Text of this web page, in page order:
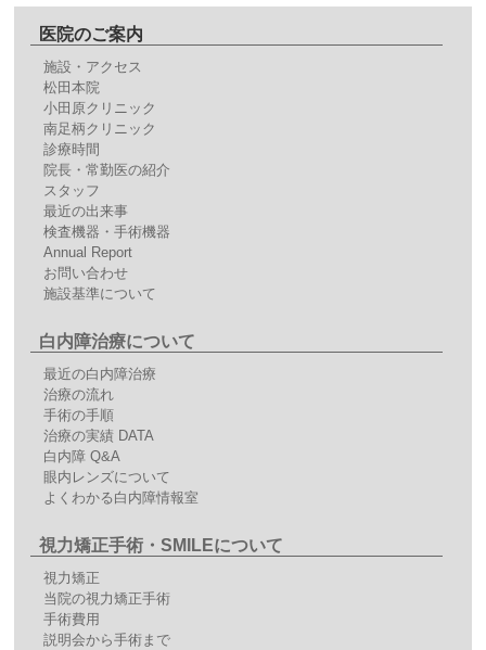
医院のご案内
施設・アクセス
松田本院
小田原クリニック
南足柄クリニック
診療時間
院長・常勤医の紹介
スタッフ
最近の出来事
検査機器・手術機器
Annual Report
お問い合わせ
施設基準について
白内障治療について
最近の白内障治療
治療の流れ
手術の手順
治療の実績 DATA
白内障 Q&A
眼内レンズについて
よくわかる白内障情報室
視力矯正手術・SMILEについて
視力矯正
当院の視力矯正手術
手術費用
説明会から手術まで